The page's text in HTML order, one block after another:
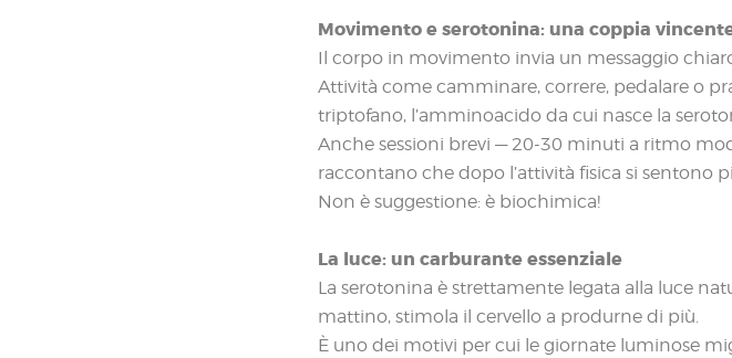
Movimento e serotonina: una coppia
Il corpo in movimento invia un messaggio
Attività come camminare, correre, pedalare o
triptofano, l’amminoacido da cui nasce la
Anche sessioni brevi — 20-30 minuti a ritmo
raccontano che dopo l’attività fisica si sentono
Non è suggestione: è biochimica!
La luce: un carburante essenziale
La serotonina è strettamente legata alla luce
mattino, stimola il cervello a produrne di più.
È uno dei motivi per cui le giornate luminose